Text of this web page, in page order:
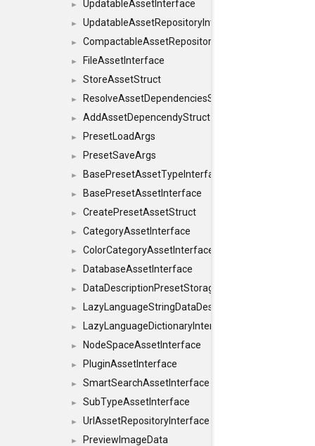
► UpdatableAssetInterface
► UpdatableAssetRepositoryInterface
► CompactableAssetRepositoryInterface
► FileAssetInterface
► StoreAssetStruct
► ResolveAssetDependenciesStruct
► AddAssetDepencendyStruct
► PresetLoadArgs
► PresetSaveArgs
► BasePresetAssetTypeInterface
► BasePresetAssetInterface
► CreatePresetAssetStruct
► CategoryAssetInterface
► ColorCategoryAssetInterface
► DatabaseAssetInterface
► DataDescriptionPresetStorageInterface
►
► LazyLanguageDictionaryInterface
► NodeSpaceAssetInterface
► PluginAssetInterface
► SmartSearchAssetInterface
► SubTypeAssetInterface
► UrlAssetRepositoryInterface
► PreviewImageData